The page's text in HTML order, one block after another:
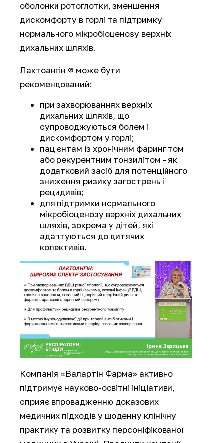
оболонки ротоглотки, зменшення
дискомфорту в горлі та підтримку
нормального мікробіоценозу верхніх
дихальних шляхів.
Лактоангін ® може бути
рекомендований:
при захворюваннях верхніх
дихальних шляхів, що
супроводжуються болем і
дискомфортом у горлі;
пацієнтам із хронічним фарингітом
або рекурентним тонзилітом - як
додатковий засіб для потенційного
зниження ризику загострень і
рецидивів;
для підтримки нормального
мікробіоценозу верхніх дихальних
шляхів, зокрема у дітей, які
адаптуються до дитячих
колективів.
Компанія «Валартін Фарма» активно
підтримує науково-освітні ініціативи,
сприяє впровадженню доказових
медичних підходів у щоденну клінічну
практику та розвитку персоніфікованої